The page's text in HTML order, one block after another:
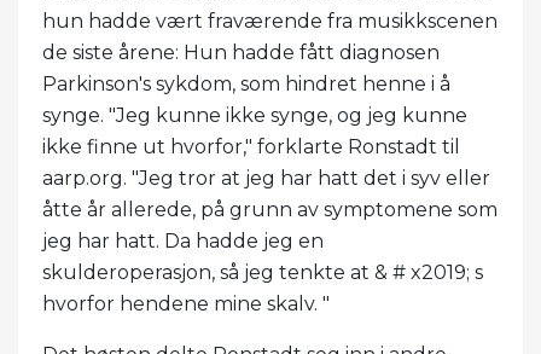
hun hadde vært fraværende fra musikkscenen
de siste årene: Hun hadde fått diagnosen
Parkinson's sykdom, som hindret henne i å
synge. "Jeg kunne ikke synge, og jeg kunne
ikke finne ut hvorfor," forklarte Ronstadt til
aarp.org. "Jeg tror at jeg har hatt det i syv eller
åtte år allerede, på grunn av symptomene som
jeg har hatt. Da hadde jeg en
skulderoperasjon, så jeg tenkte at & # x2019; s
hvorfor hendene mine skalv. "